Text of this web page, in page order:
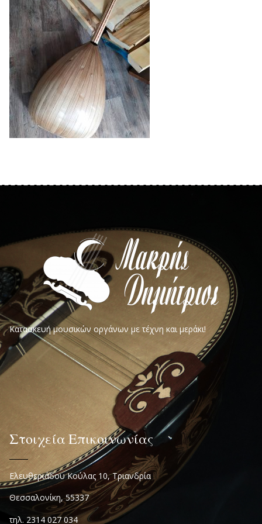
Κατασκευή μουσικών οργάνων με τέχνη και μεράκι!
Στοιχεία Επικοινωνίας
Ελευθεριάδου Κούλας 10, Τριανδρία
Θεσσαλονίκη, 55337
τηλ. 2314 027 034